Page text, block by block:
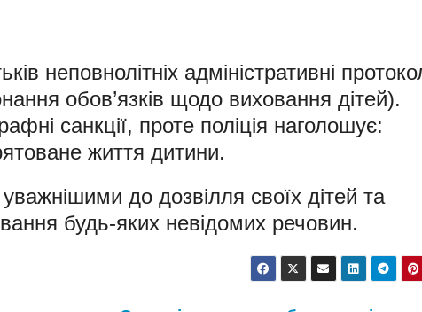
неповнолітніх адміністративні
обов’язків щодо виховання дітей).
санкції, проте поліція наголошує:
життя дитини.
уважнішими до дозвілля своїх дітей та
будь-яких невідомих речовин.